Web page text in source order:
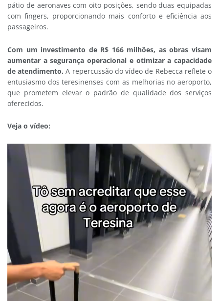
pátio de aeronaves com oito posições, sendo duas equipadas
com fingers, proporcionando mais conforto e eficiência aos
passageiros.
Com um investimento de R$ 166 milhões, as obras visam
aumentar a segurança operacional e otimizar a capacidade
de atendimento. A repercussão do vídeo de Rebecca reflete o
entusiasmo dos teresinenses com as melhorias no aeroporto,
que prometem elevar o padrão de qualidade dos serviços
oferecidos.
Veja o vídeo: